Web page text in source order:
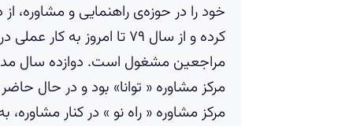
خود را در حوزه‌ی راهنمایی و مشاوره، از
کرده و از سال ۷۹ تا امروز به
مراجعین مشغول است. دوازده سال
مرکز مشاوره « توانا» بود و در حال
مرکز مشاوره « راه نو » در کنار مشاوره،